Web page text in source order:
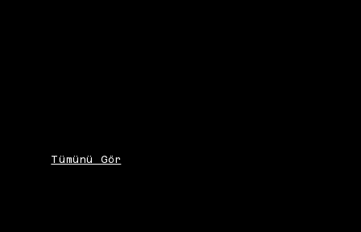
Tümünü Gör